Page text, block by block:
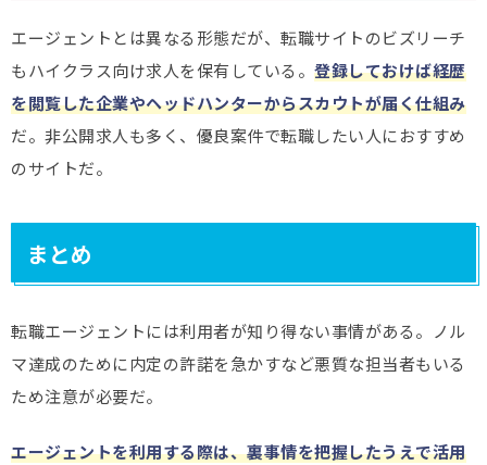
エージェントとは異なる形態だが、転職サイトのビズリーチ
もハイクラス向け求人を保有している。 登録しておけば経歴
を閲覧した企業やヘッドハンターからスカウトが届く仕組み
だ。非公開求人も多く、優良案件で転職したい人におすすめ
のサイトだ。
まとめ
転職エージェントには利用者が知り得ない事情がある。ノル
マ達成のために内定の許諾を急かすなど悪質な担当者もいる
ため注意が必要だ。
エージェントを利用する際は、裏事情を把握したうえで活用